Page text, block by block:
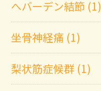
へバーデン結節 (1)
坐骨神経痛 (1)
梨状筋症候群 (1)